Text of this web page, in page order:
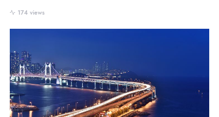
174 views